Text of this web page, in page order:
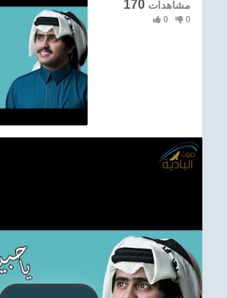
Asian
مناسبات إسلامية
رياضي
170 مشاهدات
0 0